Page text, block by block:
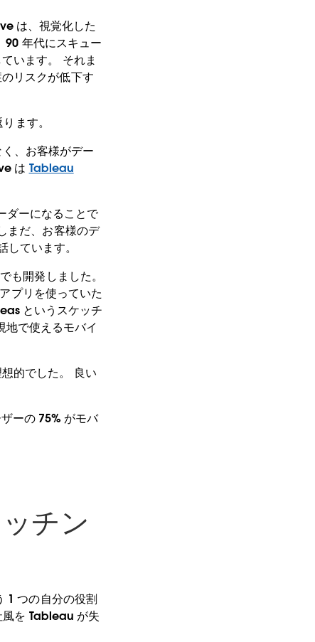
は、視覚化した
90 年代にスキュー
います。 それま
リスクが低下す
ます。
、お客様がデー
は Tableau
ダーになることで
まだ、お客様のデ
ています。
も開発しました。
プリを使っていた
というスケッチ
で使えるモバイ
的でした。 良い
ーの 75% がモバ
チン
1 つの自分の役割
風を Tableau が失